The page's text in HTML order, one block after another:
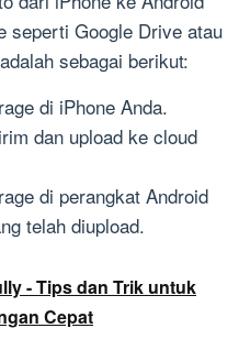
seperti Google Drive atau
sebagai berikut:
di iPhone Anda.
dan upload ke cloud
di perangkat Android
telah diupload.
- Tips dan Trik untuk
Cepat